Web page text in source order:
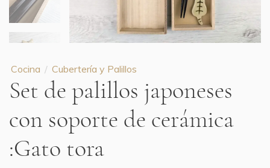
Cocina Cubertería y Palillos
Set de palillos japoneses
con soporte de cerámica
:Gato tora